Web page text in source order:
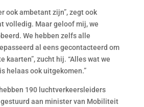
ook ambetant zijn”, zegt ook
volledig. Maar geloof mij, we
We hebben zelfs alle
al eens gecontacteerd om
kaarten”, zucht hij. “Alles wat we
helaas ook uitgekomen.”
190 luchtverkeersleiders
aan minister van Mobiliteit